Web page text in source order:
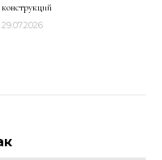
конструкций
29.07.2026